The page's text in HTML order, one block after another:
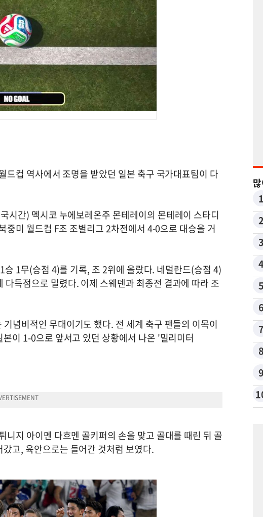
컵 역사에서 조명을 받았던 일본 축구 국가대표팀이 다
시간) 멕시코 누에보레온주 몬테레이의 몬테레이 스타디
미 월드컵 F조 조별리그 2차전에서 4-0으로 대승을 거
1무(승점 4)를 기록, 조 2위에 올랐다. 네덜란드(승점 4)
득점으로 밀렸다. 이제 스웨덴과 최종전 결과에 따라 조
념비적인 무대이기도 했다. 전 세계 축구 팬들의 이목이
이 1-0으로 앞서고 있던 상황에서 나온 '밀리미터
지 아이멘 다흐멘 골키퍼의 손을 맞고 골대를 때린 뒤 골
고, 육안으로는 들어간 것처럼 보였다.
1
2
3
4
5
6
7
8
9